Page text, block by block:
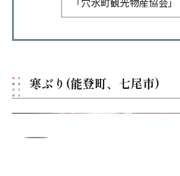
寒ぶり(能登町、七尾市)